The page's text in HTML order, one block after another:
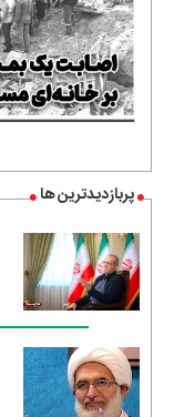
پربازدیدترین ها